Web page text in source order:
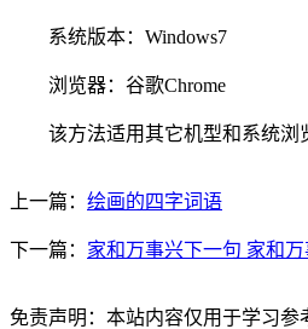
系统版本：Windows7
浏览器：谷歌Chrome
该方法适用其它机型和系统浏
上一篇： 绘画的四字词语
下一篇： 家和万事兴下一句 家和
免责声明：本站内容仅用于学习